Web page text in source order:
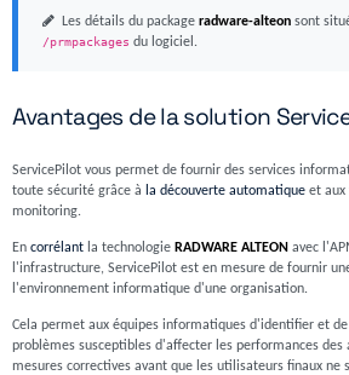
Les détails du package radware-alteonsont
/prmpackages du logiciel.
Avantages de la solution
ServicePilot vous permet de fournir des services
toute sécurité grâce à la découverte automatiqueet aux
monitoring.
En corrélantla technologie RADWARE ALTEON avec
l'infrastructure, ServicePilot est en mesure de fournir
l'environnement informatique d'une organisation.
Cela permet aux équipes informatiques d'identifier et
problèmes susceptibles d'affecter les performances des
mesures correctives avant que les utilisateurs finaux ne